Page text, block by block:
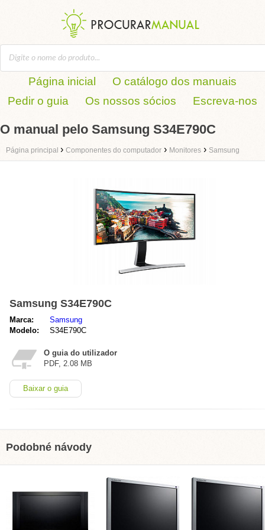
Página inicial
O catálogo dos manuais
Pedir o guia
Os nossos sócios Escreva-nos
O manual pelo Samsung S34E790C
Página principal › Componentes do computador › Monitores › Samsung
Samsung S34E790C
Marca:
Samsung
Modelo:
S34E790C
O guia do utilizador
PDF, 2.08 MB
Baixar o guia
Podobné návody